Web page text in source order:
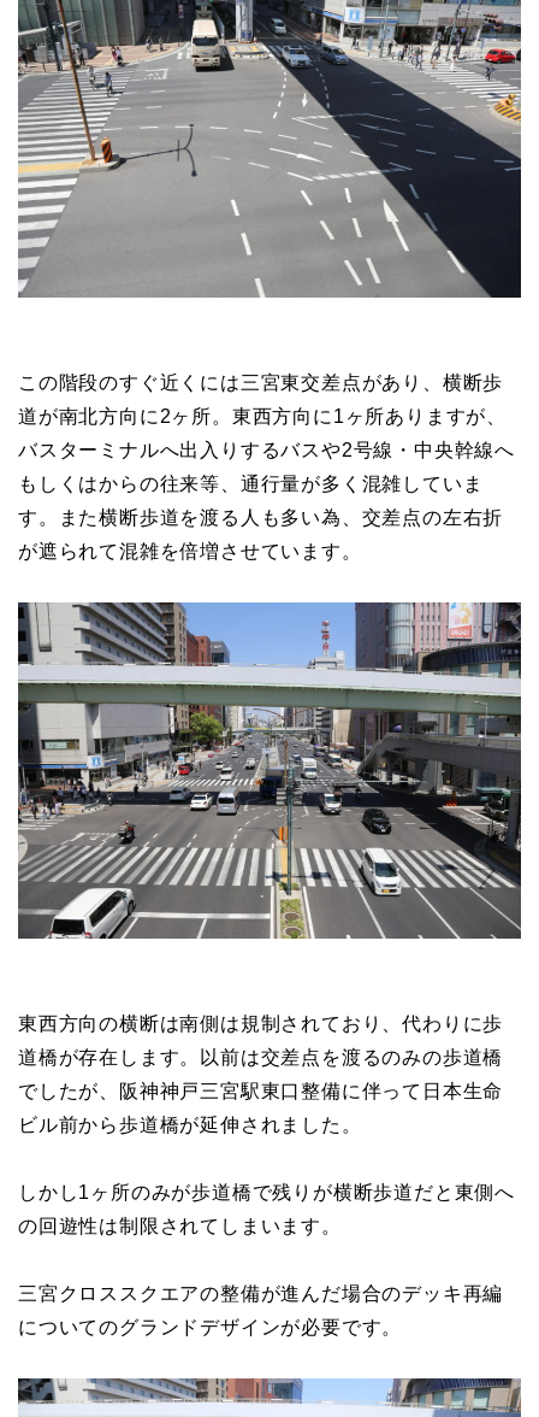
この階段のすぐ近くには三宮東交差点があり、横断歩
道が南北方向に2ヶ所。東西方向に1ヶ所ありますが、
バスターミナルへ出入りするバスや2号線・中央幹線へ
もしくはからの往来等、通行量が多く混雑していま
す。また横断歩道を渡る人も多い為、交差点の左右折
が遮られて混雑を倍増させています。
東西方向の横断は南側は規制されており、代わりに歩
道橋が存在します。以前は交差点を渡るのみの歩道橋
でしたが、阪神神戸三宮駅東口整備に伴って日本生命
ビル前から歩道橋が延伸されました。
しかし1ヶ所のみが歩道橋で残りが横断歩道だと東側へ
の回遊性は制限されてしまいます。
三宮クロススクエアの整備が進んだ場合のデッキ再編
についてのグランドデザインが必要です。